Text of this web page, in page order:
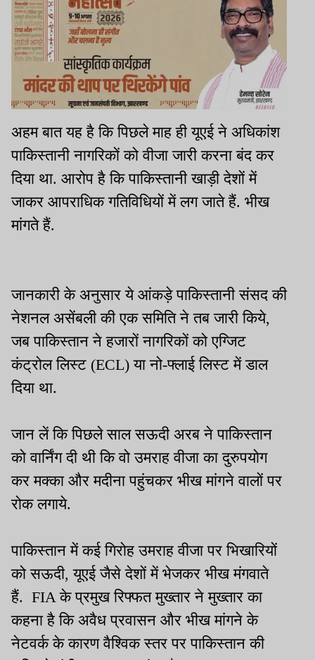
अहम बात यह है कि पिछले माह ही यूएई ने अधिकांश
पाकिस्तानी नागरिकों को वीजा जारी करना बंद कर
दिया था. आरोप है कि पाकिस्तानी खाड़ी देशों में
जाकर आपराधिक गतिविधियों में लग जाते हैं. भीख
मांगते हैं.
जानकारी के अनुसार ये आंकड़े पाकिस्तानी संसद की
नेशनल असेंबली की एक समिति ने तब जारी किये,
जब पाकिस्तान ने हजारों नागरिकों को एग्जिट
कंट्रोल लिस्ट (ECL) या नो-फ्लाई लिस्ट में डाल
दिया था.
जान लें कि पिछले साल सऊदी अरब ने पाकिस्तान
को वार्निंग दी थी कि वो उमराह वीजा का दुरुपयोग
कर मक्का और मदीना पहुंचकर भीख मांगने वालों पर
रोक लगाये.
पाकिस्तान में कई गिरोह उमराह वीजा पर भिखारियों
को सऊदी, यूएई जैसे देशों में भेजकर भीख मंगवाते
हैं. FIA के प्रमुख रिफ्फत मुख्तार ने मुख्तार का
कहना है कि अवैध प्रवासन और भीख मांगने के
नेटवर्क के कारण वैश्विक स्तर पर पाकिस्तान की